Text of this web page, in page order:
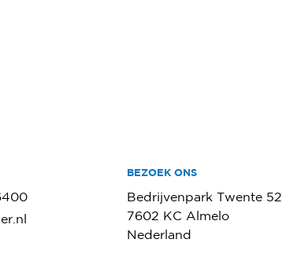
BEZOEK ONS
Bedrijvenpark Twente 52
7602 KC Almelo
Nederland